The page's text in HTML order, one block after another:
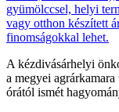
A kézdivásárhelyi
a megyei
órától ismét